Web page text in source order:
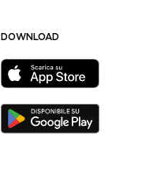
DOWNLOAD